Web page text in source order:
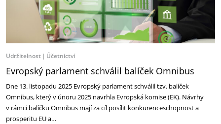
Udržitelnost Účetnictví
Evropský parlament schválil balíček Omnibus
Dne 13. listopadu 2025 Evropský parlament schválil tzv. balíček
Omnibus, který v únoru 2025 navrhla Evropská komise (EK). Návrhy
v rámci balíčku Omnibus mají za cíl posílit konkurenceschopnost a
prosperitu EU a…